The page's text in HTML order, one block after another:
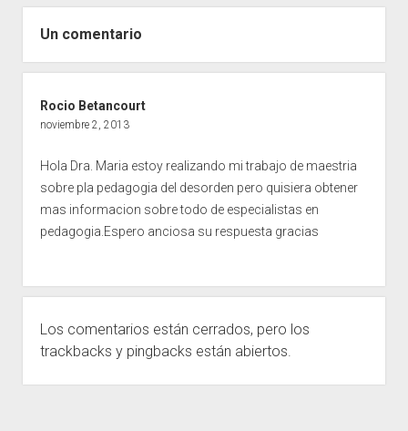
Un comentario
Rocio Betancourt
noviembre 2, 2013
Hola Dra. Maria estoy realizando mi trabajo de maestria
sobre pla pedagogia del desorden pero quisiera obtener
mas informacion sobre todo de especialistas en
pedagogia.Espero anciosa su respuesta gracias
Los comentarios están cerrados, pero los
trackbacks y pingbacks están abiertos.